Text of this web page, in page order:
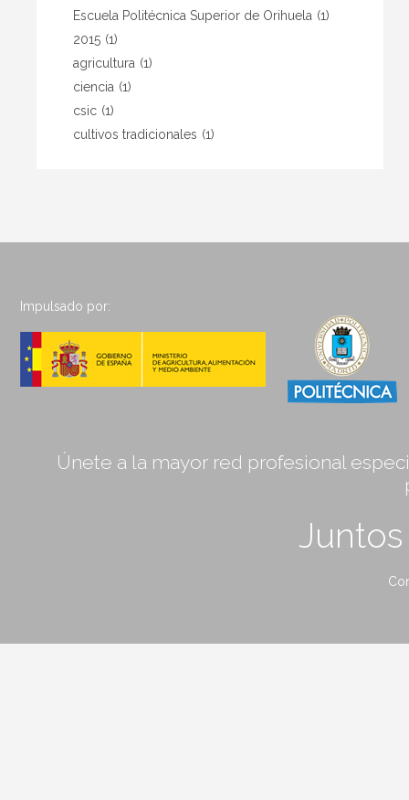
Escuela Politécnica Superior de Orihuela (1)
2015 (1)
agricultura (1)
ciencia (1)
csic (1)
cultivos tradicionales (1)
Impulsado por:
Únete a la mayor red profesional